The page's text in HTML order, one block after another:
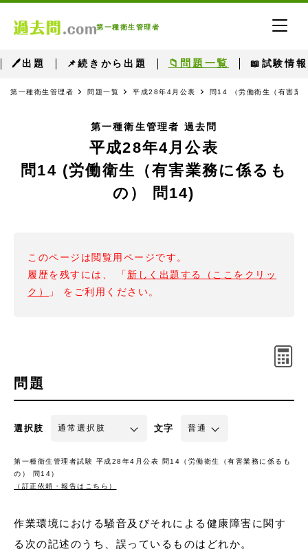
第一種衛生管理者
🖊出題 📌続きから出題 📁問題一覧 📖試験情報
第一種衛生管理者 問題一覧 平成28年4月公表 問14 （労働衛生（有害業
第一種衛生管理者 過去問
平成28年4月公表
問14 (労働衛生（有害業務に係るも
の） 問14)
このページは閲覧用ページです。
履歴を残すには、 「 新しく出題する（ここをクリッ
ク）
」 をご利用ください。
問題
選択肢 文字
第一種衛生管理者試験 平成28年4月公表 問14（労働衛生（有害業務に係るも
の） 問14）
（訂正依頼・報告はこちら）
作業環境における騒音及びそれによる健康障害に関す
る次の記述のうち、誤っているものはどれか。